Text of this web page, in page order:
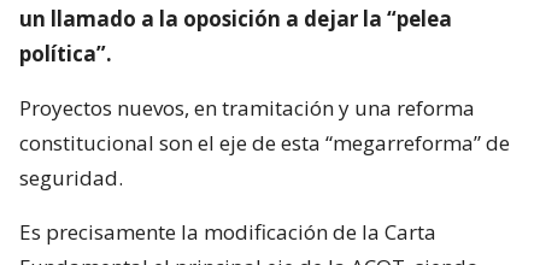
un llamado a la oposición a dejar la “pelea
política”.
Proyectos nuevos, en tramitación y una reforma
constitucional son el eje de esta “megarreforma” de
seguridad.
Es precisamente la modificación de la Carta